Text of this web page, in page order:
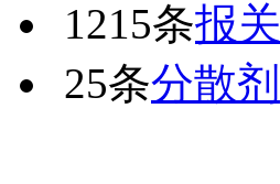
1215条报关
25条分散剂